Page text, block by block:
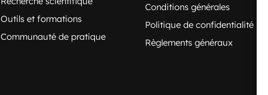
Outils et formations
Communauté de pratique
Conditions générales
Politique de confidentialité
Règlements généraux